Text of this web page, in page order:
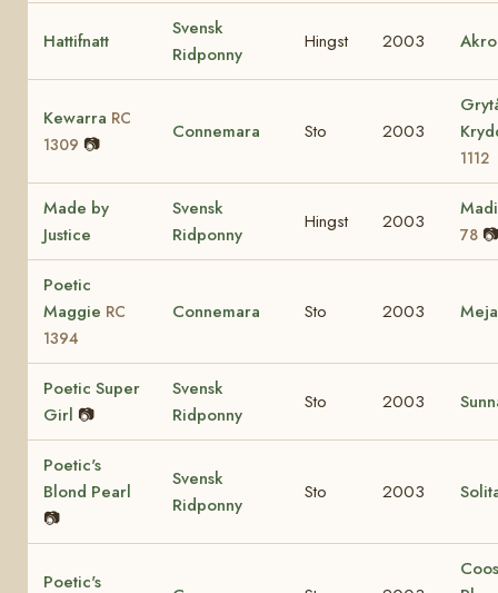
Hattifnatt
Svensk
Ridponny
Hingst 2003
Kewarra RC
1309 📷
Connemara Sto 2003
1112
Made by
Justice
Svensk
Ridponny
Hingst 2003
78 📷
Poetic
Maggie RC
1394
Connemara Sto 2003
Poetic Super
Girl 📷
Svensk
Ridponny
Sto 2003
Poetic's
Blond Pearl
📷
Svensk
Ridponny
Sto 2003
Poetic's